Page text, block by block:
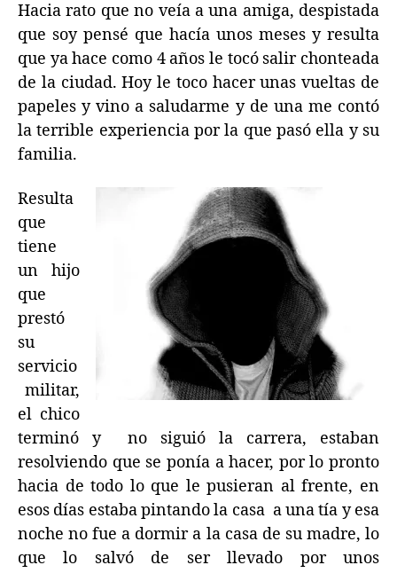
Hacia rato que no veía a una amiga, despistada
que soy pensé que hacía unos meses y resulta
que ya hace como 4 años le tocó salir chonteada
de la ciudad. Hoy le toco hacer unas vueltas de
papeles y vino a saludarme y de una me contó
la terrible experiencia por la que pasó ella y su
familia.
Resulta
que
tiene
un hijo
que
prestó
su
servicio
militar,
el chico
terminó y no siguió la carrera, estaban
resolviendo que se ponía a hacer, por lo pronto
hacia de todo lo que le pusieran al frente, en
esos días estaba pintando la casa a una tía y esa
noche no fue a dormir a la casa de su madre, lo
que lo salvó de ser llevado por unos